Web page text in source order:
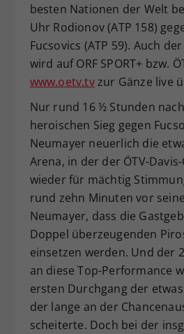
besten Nationen der Welt
Uhr Rodionov (ATP 158)
Fucsovics (ATP 59). Auch
wird auf ORF SPORT+ bzw.
www.oetv.tvzur Gänze live
Nur rund 16 ½ Stunden
heroischen Sieg gegen
Neumayer neuerlich die
Arena, in der der ÖTV-
wieder für mächtig
rund zehn Minuten vor
Neumayer, dass die
Doppel überzeugenden
einsetzen werden. Und der
an diese Top-Performance
ersten Durchgang der
der lange an der
scheiterte. Doch bei der